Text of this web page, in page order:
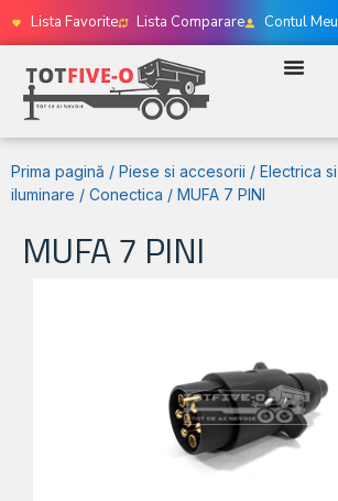
Lista Favorite Lista Comparare Contul Meu
Prima pagină / Piese si accesorii / Electrica si
iluminare / Conectica / MUFA 7 PINI
MUFA 7 PINI